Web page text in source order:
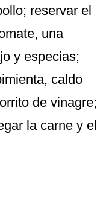
reservar el
una
y especias;
caldo
de vinagre;
la carne y el